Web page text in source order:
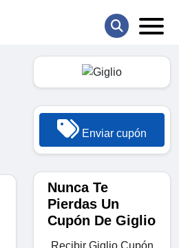
Enviar cupón
Nunca Te
Pierdas Un
Cupón De Giglio
Recibir Giglio Cupón